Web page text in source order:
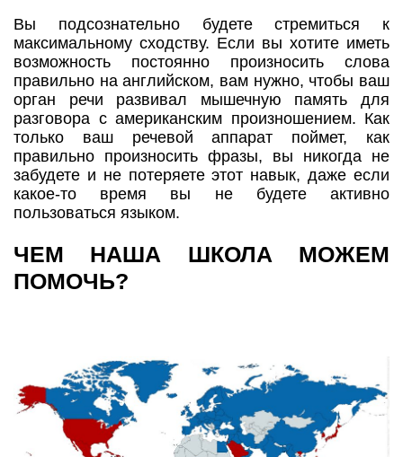
Вы подсознательно будете стремиться к
максимальному сходству. Если вы хотите иметь
возможность постоянно произносить слова
правильно на английском, вам нужно, чтобы ваш
орган речи развивал мышечную память для
разговора с американским произношением. Как
только ваш речевой аппарат поймет, как
правильно произносить фразы, вы никогда не
забудете и не потеряете этот навык, даже если
какое-то время вы не будете активно
пользоваться языком.
ЧЕМ НАША ШКОЛА МОЖЕМ
ПОМОЧЬ?